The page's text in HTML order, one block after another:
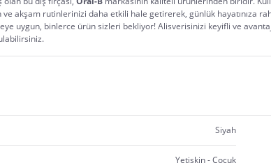
ve akşam rutinlerinizi daha etkili hale getirerek, günlük hayatınıza
uygun, binlerce ürün sizleri bekliyor! Alisverisinizi keyifli ve
Siyah
Yetişkin - Çocuk